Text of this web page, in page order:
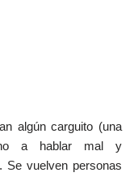
algún carguito (una
a hablar mal y
Se vuelven personas